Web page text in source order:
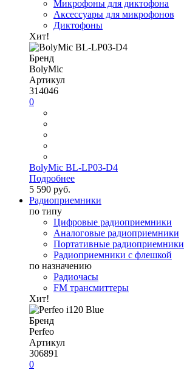
Микрофоны для диктофона
Аксессуары для микрофонов
Диктофоны
Хит!
Бренд
BolyMic
Артикул
314046
0
BolyMic BL-LP03-D4
Подробнее
5 590 руб.
Радиоприемники
по типу
Цифровые радиоприемники
Аналоговые радиоприемники
Портативные радиоприемники
Радиоприемники с флешкой
по назначению
Радиочасы
FM трансмиттеры
Хит!
Бренд
Perfeo
Артикул
306891
0